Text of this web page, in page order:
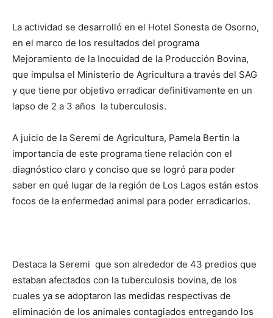
La actividad se desarrolló en el Hotel Sonesta de Osorno,
en el marco de los resultados del programa
Mejoramiento de la Inocuidad de la Producción Bovina,
que impulsa el Ministerio de Agricultura a través del SAG
y que tiene por objetivo erradicar definitivamente en un
lapso de 2 a 3 años la tuberculosis.
A juicio de la Seremi de Agricultura, Pamela Bertin la
importancia de este programa tiene relación con el
diagnóstico claro y conciso que se logró para poder
saber en qué lugar de la región de Los Lagos están estos
focos de la enfermedad animal para poder erradicarlos.
Destaca la Seremi que son alrededor de 43 predios que
estaban afectados con la tuberculosis bovina, de los
cuales ya se adoptaron las medidas respectivas de
eliminación de los animales contagiados entregando los